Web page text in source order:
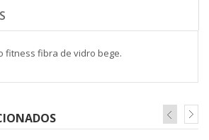
fitness fibra de vidro bege.